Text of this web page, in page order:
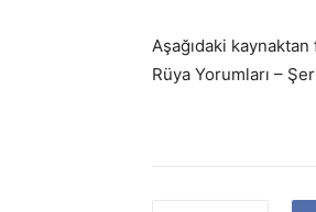
Aşağıdaki kaynaktan
Rüya Yorumları –